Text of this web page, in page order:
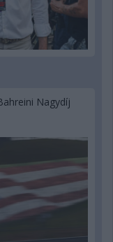
Nagydíj